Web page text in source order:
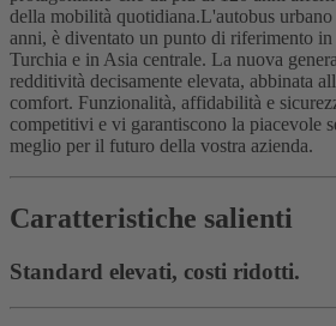
della mobilità quotidiana.L'autobus
anni, è diventato un punto di riferimento
Turchia e in Asia centrale. La nuova
redditività decisamente elevata, abbinata
comfort. Funzionalità, affidabilità e
competitivi e vi garantiscono la piacevole
meglio per il futuro della vostra azienda.
Caratteristiche salienti
Standard elevati, costi ridotti.